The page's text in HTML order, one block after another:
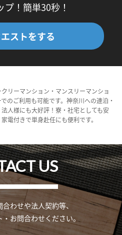
プ！簡単30秒！
ストをする
リーマンション・マンスリーマンショ
のご利用も可能です。神奈川への連泊・
人様にも大好評！寮・社宅としても安
電付きで単身赴任にも便利です。
US
わせや法人契約等、
お問合わせください。